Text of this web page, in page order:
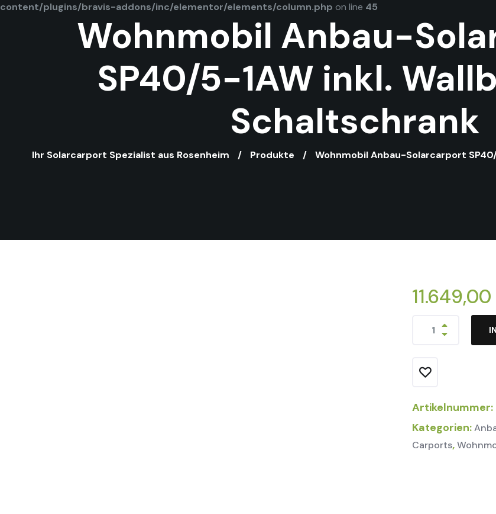
content/plugins/bravis-addons/inc/elementor/elements/column.php on line 45
Wohnmobil Anbau-
SP40/5-1AW inkl.
Schaltschrank
Ihr Solarcarport Spezialist aus Rosenheim Produkte Wohnmobil Anbau-Solarcarport
Artikelnummer:
Kategorien:
Carports,